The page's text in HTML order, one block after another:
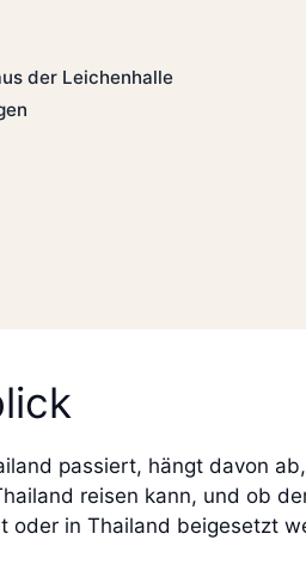
der Leichenhalle
passiert, hängt davon
reisen kann, und ob
oder in Thailand beigesetzt